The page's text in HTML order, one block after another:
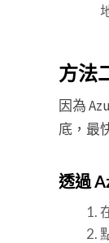
方法
因為
底，最
透過